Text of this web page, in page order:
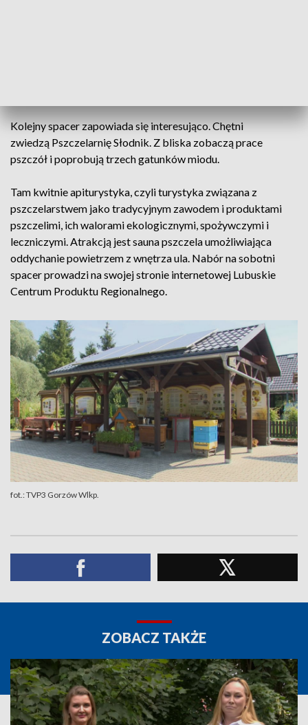
Kolejny spacer zapowiada się interesująco. Chętni
zwiedzą Pszczelarnię Słodnik. Z bliska zobaczą prace
pszczół i poprobują trzech gatunków miodu.
Tam kwitnie apiturystyka, czyli turystyka związana z
pszczelarstwem jako tradycyjnym zawodem i produktami
pszczelimi, ich walorami ekologicznymi, spożywczymi i
leczniczymi. Atrakcją jest sauna pszczela umożliwiająca
oddychanie powietrzem z wnętrza ula. Nabór na sobotni
spacer prowadzi na swojej stronie internetowej Lubuskie
Centrum Produktu Regionalnego.
fot.: TVP3 Gorzów Wlkp.
ZOBACZ TAKŻE